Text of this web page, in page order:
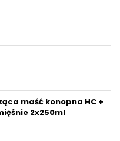
maść konopna HC +
2x250ml